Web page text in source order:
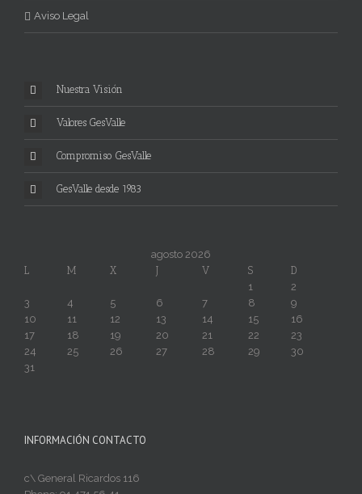
Aviso Legal
Nuestra Visión
Valores GesValle
Compromiso GesValle
GesValle desde 1983
agosto 2026
L
M X J V S
D
1
2
3
4 5 6 7 8
9
10
11 12 13 14 15
16
17
18 19 20 21 22
23
24
25 26 27 28 29
30
31
INFORMACIÓN CONTACTO
c\ General Ricardos 116